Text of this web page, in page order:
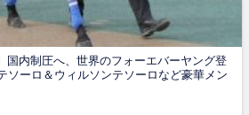
国内制圧へ、世界のフォーエバーヤング登
ソーロ＆ウィルソンテソーロなど豪華メン